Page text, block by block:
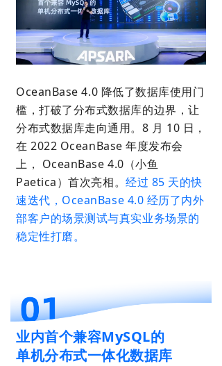
OceanBase 4.0 降低了数据库使用门
槛，打破了分布式数据库的边界，让
分布式数据库走向通用。8 月 10 日，
在 2022 OceanBase 年度发布会
上， OceanBase 4.0（小鱼
Paetica）首次亮相。经过 85 天的快
速迭代，OceanBase 4.0 经历了内外
部客户的场景测试与真实业务场景的
稳定性打磨。
业内首个兼容MySQL的
单机分布式一体化数据库